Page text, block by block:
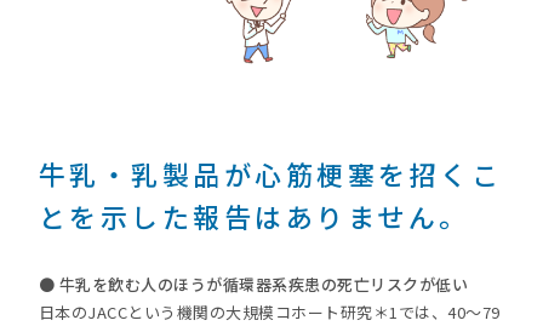
牛乳・乳製品が心筋梗塞を招くこ
とを示した報告はありません。
● 牛乳を飲む人のほうが循環器系疾患の死亡リスクが低い
日本のJACCという機関の大規模コホート研究＊1では、40〜79